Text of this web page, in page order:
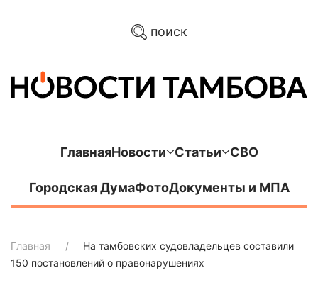
поиск
ГлавнаяНовости Статьи СВО
Городская ДумаФотоДокументы и МПА
Главная
На тамбовских судовладельцев составили
150 постановлений о правонарушениях